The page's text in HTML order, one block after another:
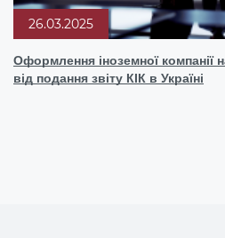
26.03.2025
Оформлення іноземної компанії
від подання звіту КІК в Україні